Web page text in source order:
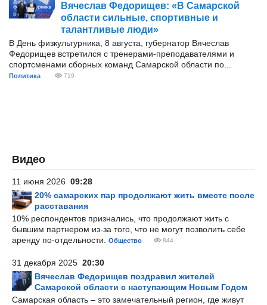
Вячеслав Федорищев: «В Самарской
области сильные, спортивные и
талантливые люди»
В День физкультурника, 8 августа, губернатор Вячеслав
Федорищев встретился с тренерами-преподавателями и
спортсменами сборных команд Самарской области по...
Политика 719
Видео
11 июня 2026 09:28
20% самарских пар продолжают жить вместе после
расставания
10% респондентов признались, что продолжают жить с
бывшим партнером из-за того, что не могут позволить себе
аренду по-отдельности.
Общество 844
31 декабря 2025 20:30
Вячеслав Федорищев поздравил жителей
Самарской области с наступающим Новым Годом
Самарская область – это замечательный регион, где живут